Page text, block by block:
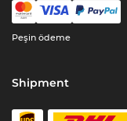
Peşin ödeme
Shipment